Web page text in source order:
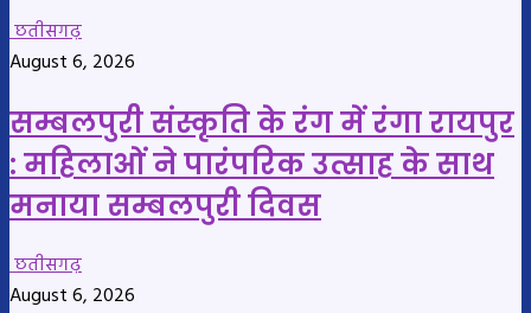
छतीसगढ़
August 6, 2026
सम्बलपुरी संस्कृति के रंग में रंगा रायपुर
: महिलाओं ने पारंपरिक उत्साह के साथ
मनाया सम्बलपुरी दिवस
छतीसगढ़
August 6, 2026